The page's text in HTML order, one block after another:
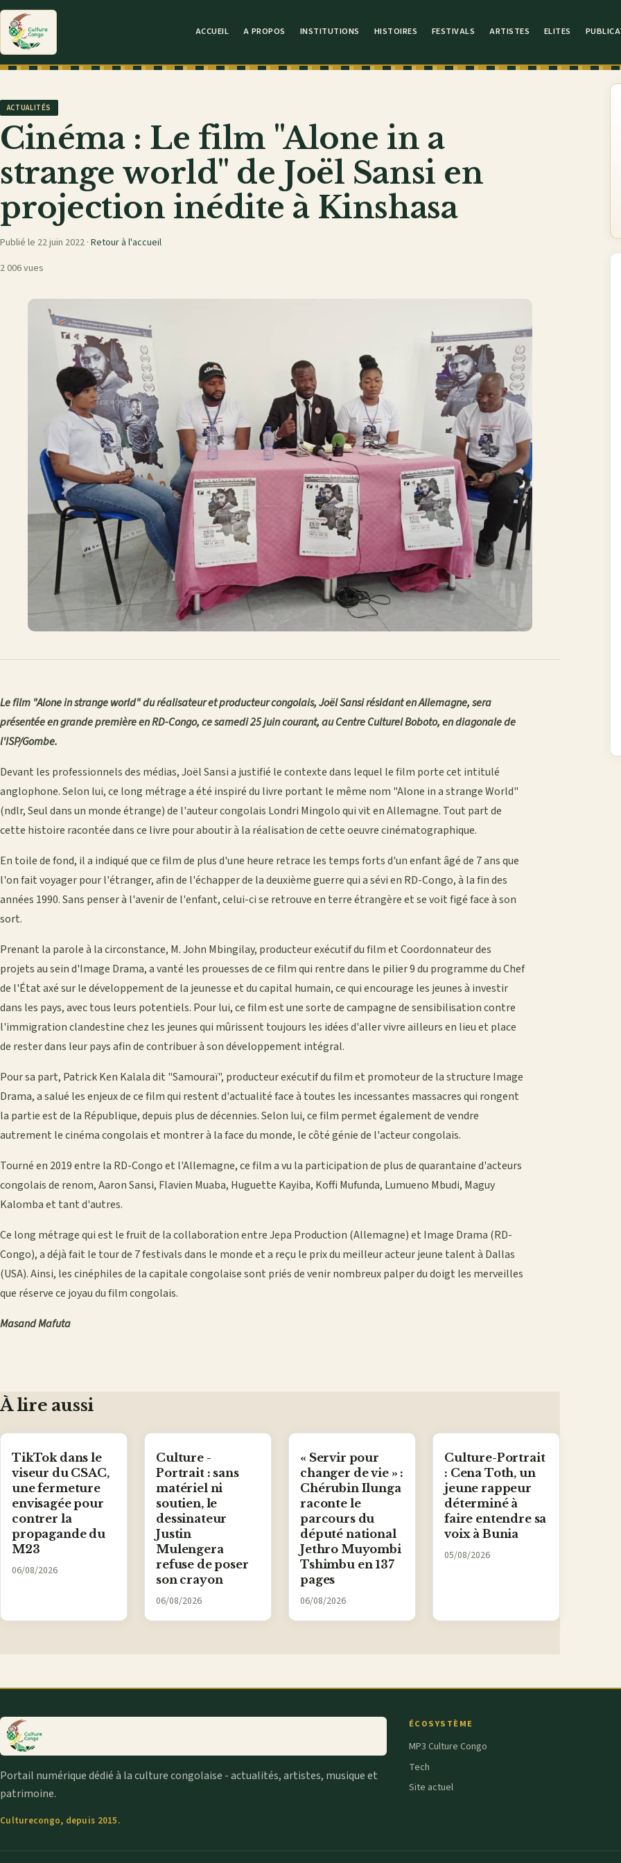
ACCUEIL A PROPOS INSTITUTIONS HISTOIRES FESTIVALS ARTISTES ELITES
ACTUALITÉS
Cinéma : Le film "Alone in a
strange world" de Joël Sansi en
projection inédite à Kinshasa
Publié le 22 juin 2022 · Retour à l'accueil
2 006 vues
Le film "Alone in strange world" du réalisateur et producteur congolais, Joël Sansi résidant en Allemagne, sera
présentée en grande première en RD-Congo, ce samedi 25 juin courant, au Centre Culturel Boboto, en diagonale de
l'ISP/Gombe.
Devant les professionnels des médias, Joël Sansi a justifié le contexte dans lequel le film porte cet intitulé
anglophone. Selon lui, ce long métrage a été inspiré du livre portant le même nom "Alone in a strange World"
(ndlr, Seul dans un monde étrange) de l'auteur congolais Londri Mingolo qui vit en Allemagne. Tout part de
cette histoire racontée dans ce livre pour aboutir à la réalisation de cette oeuvre cinématographique.
En toile de fond, il a indiqué que ce film de plus d'une heure retrace les temps forts d'un enfant âgé de 7 ans que
l'on fait voyager pour l'étranger, afin de l'échapper de la deuxième guerre qui a sévi en RD-Congo, à la fin des
années 1990. Sans penser à l'avenir de l'enfant, celui-ci se retrouve en terre étrangère et se voit figé face à son
sort.
Prenant la parole à la circonstance, M. John Mbingilay, producteur exécutif du film et Coordonnateur des
projets au sein d'Image Drama, a vanté les prouesses de ce film qui rentre dans le pilier 9 du programme du Chef
de l'État axé sur le développement de la jeunesse et du capital humain, ce qui encourage les jeunes à investir
dans les pays, avec tous leurs potentiels. Pour lui, ce film est une sorte de campagne de sensibilisation contre
l'immigration clandestine chez les jeunes qui mûrissent toujours les idées d'aller vivre ailleurs en lieu et place
de rester dans leur pays afin de contribuer à son développement intégral.
Pour sa part, Patrick Ken Kalala dit "Samouraï", producteur exécutif du film et promoteur de la structure Image
Drama, a salué les enjeux de ce film qui restent d'actualité face à toutes les incessantes massacres qui rongent
la partie est de la République, depuis plus de décennies. Selon lui, ce film permet également de vendre
autrement le cinéma congolais et montrer à la face du monde, le côté génie de l'acteur congolais.
Tourné en 2019 entre la RD-Congo et l'Allemagne, ce film a vu la participation de plus de quarantaine d'acteurs
congolais de renom, Aaron Sansi, Flavien Muaba, Huguette Kayiba, Koffi Mufunda, Lumueno Mbudi, Maguy
Kalomba et tant d'autres.
Ce long métrage qui est le fruit de la collaboration entre Jepa Production (Allemagne) et Image Drama (RD-
Congo), a déjà fait le tour de 7 festivals dans le monde et a reçu le prix du meilleur acteur jeune talent à Dallas
(USA). Ainsi, les cinéphiles de la capitale congolaise sont priés de venir nombreux palper du doigt les merveilles
que réserve ce joyau du film congolais.
Masand Mafuta
À lire aussi
TikTok dans le
viseur du CSAC,
une fermeture
envisagée pour
contrer la
propagande du
M23
06/08/2026
Culture -
Portrait : sans
matériel ni
soutien, le
dessinateur
Justin
Mulengera
refuse de poser
son crayon
06/08/2026
« Servir pour
changer de vie » :
Chérubin Ilunga
raconte le
parcours du
député national
Jethro Muyombi
Tshimbu en 137
pages
06/08/2026
Culture-Portrait
: Cena Toth, un
jeune rappeur
déterminé à
faire entendre sa
voix à Bunia
05/08/2026
Portail numérique dédié à la culture congolaise - actualités, artistes, musique et
patrimoine.
Culturecongo, depuis 2015.
ÉCOSYSTÈME
MP3 Culture Congo
Tech
Site actuel